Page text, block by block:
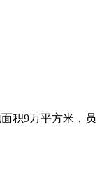
积9万平方米，员